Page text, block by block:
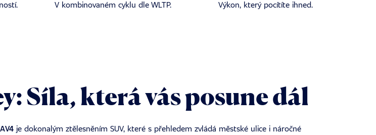
V kombinovaném cyklu dle WLTP. Výkon, který pocítíte ihned.
Síla, která vás posune dál
je dokonalým ztělesněním SUV, které s přehledem zvládá městské ulice i náročné